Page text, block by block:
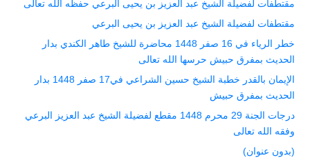
مقتطفات لفضيلة الشيخ عبد العزيز بن يحيى البرعي حفظه الله تعالى
مقتطفات لفضيلة الشيخ عبد العزيز بن يحيى البرعي
خطر الرياء في 16 صفر 1448 محاضرة للشيخ طاهر الكندي بدار
الحديث بمفرق حبيش حرسها الله تعالى
الإيمان بالقدر خطبة الشيخ حسين الشراعي في17 صفر 1448 بدار
الحديث بمفرق حبيش
درجات الجنة 29 محرم 1448 مقطع لفضيلة الشيخ عبد العزيز البرعي
وفقه الله تعالى
(بدون عنوان)